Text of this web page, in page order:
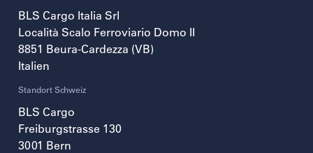
BLS Cargo Italia Srl
Località Scalo Ferroviario Domo II
8851 Beura-Cardezza (VB)
Italien
Standort Schweiz
BLS Cargo
Freiburgstrasse 130
3001 Bern